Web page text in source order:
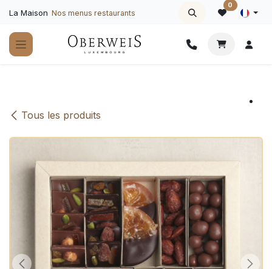
La Maison Nos menus restaurants
0
Tous les produits